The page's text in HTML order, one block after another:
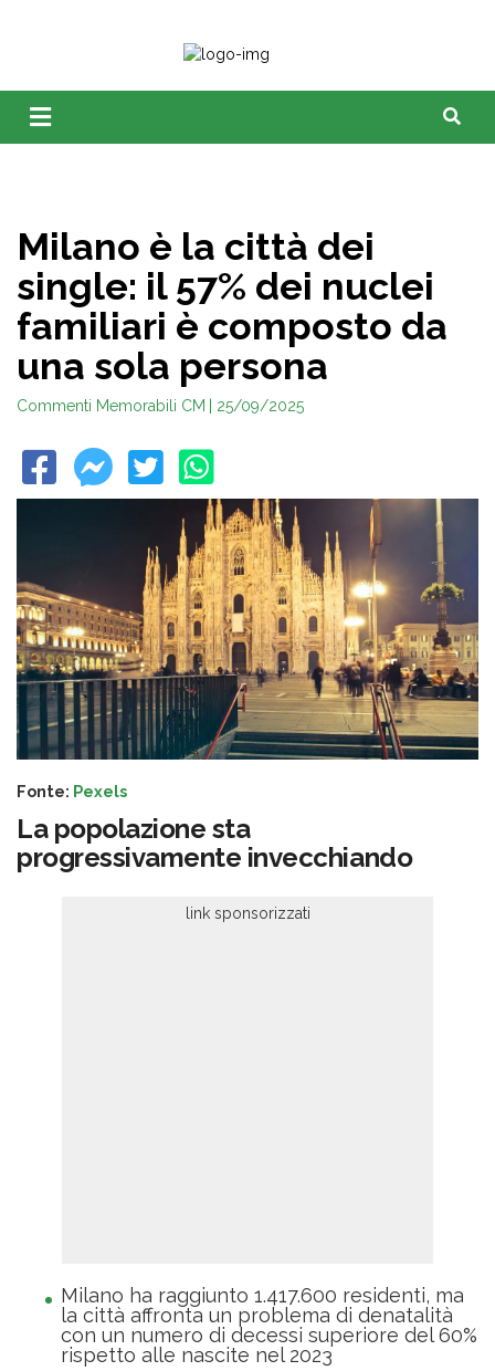
Milano è la città dei
single: il 57% dei nuclei
familiari è composto da
una sola persona
Commenti Memorabili CM | 25/09/2025
Fonte: Pexels
La popolazione sta
progressivamente invecchiando
Milano ha raggiunto 1.417.600 residenti, ma
la città affronta un problema di denatalità
con un numero di decessi superiore del 60%
rispetto alle nascite nel 2023